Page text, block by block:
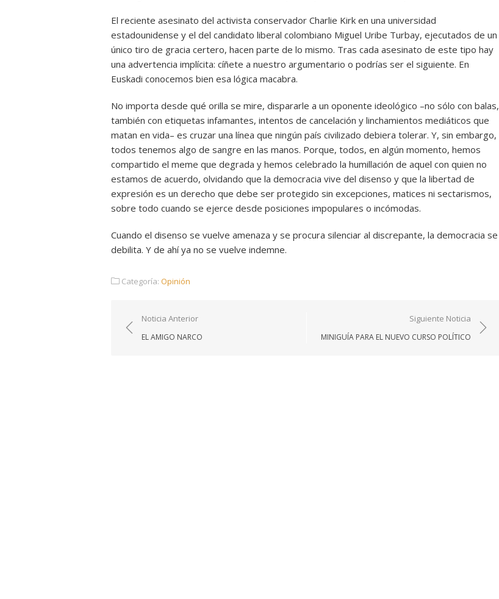
El reciente asesinato del activista conservador Charlie Kirk en una universidad
estadounidense y el del candidato liberal colombiano Miguel Uribe Turbay, ejecutados de un
único tiro de gracia certero, hacen parte de lo mismo. Tras cada asesinato de este tipo hay
una advertencia implícita: cíñete a nuestro argumentario o podrías ser el siguiente. En
Euskadi conocemos bien esa lógica macabra.
No importa desde qué orilla se mire, dispararle a un oponente ideológico –no sólo con balas,
también con etiquetas infamantes, intentos de cancelación y linchamientos mediáticos que
matan en vida– es cruzar una línea que ningún país civilizado debiera tolerar. Y, sin embargo,
todos tenemos algo de sangre en las manos. Porque, todos, en algún momento, hemos
compartido el meme que degrada y hemos celebrado la humillación de aquel con quien no
estamos de acuerdo, olvidando que la democracia vive del disenso y que la libertad de
expresión es un derecho que debe ser protegido sin excepciones, matices ni sectarismos,
sobre todo cuando se ejerce desde posiciones impopulares o incómodas.
Cuando el disenso se vuelve amenaza y se procura silenciar al discrepante, la democracia se
debilita. Y de ahí ya no se vuelve indemne.
Categoría: Opinión
Navegación
de
Noticia Anterior
EL AMIGO NARCO
Siguiente Noticia
MINIGUÍA PARA EL NUEVO CURSO POLÍTICO